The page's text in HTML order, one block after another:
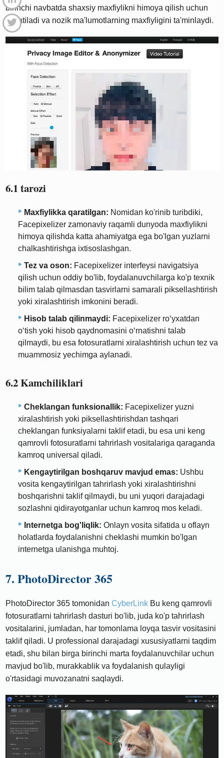
birinchi navbatda shaxsiy maxfiylikni himoya qilish uchun
ishlatiladi va nozik ma'lumotlarning maxfiyligini ta'minlaydi.
6.1 tarozi
Maxfiylikka qaratilgan: Nomidan ko'rinib turibdiki,
Facepixelizer zamonaviy raqamli dunyoda maxfiylikni
himoya qilishda katta ahamiyatga ega bo'lgan yuzlarni
chalkashtirishga ixtisoslashgan.
Tez va oson: Facepixelizer interfeysi navigatsiya
qilish uchun oddiy bo'lib, foydalanuvchilarga ko'p texnik
bilim talab qilmasdan tasvirlarni samarali piksellashtirish
yoki xiralashtirish imkonini beradi.
Hisob talab qilinmaydi: Facepixelizer roʻyxatdan
oʻtish yoki hisob qaydnomasini oʻrnatishni talab
qilmaydi, bu esa fotosuratlarni xiralashtirish uchun tez va
muammosiz yechimga aylanadi.
6.2 Kamchiliklari
Cheklangan funksionallik: Facepixelizer yuzni
xiralashtirish yoki piksellashtirishdan tashqari
cheklangan funksiyalarni taklif etadi, bu esa uni keng
qamrovli fotosuratlarni tahrirlash vositalariga qaraganda
kamroq universal qiladi.
Kengaytirilgan boshqaruv mavjud emas: Ushbu
vosita kengaytirilgan tahrirlash yoki xiralashtirishni
boshqarishni taklif qilmaydi, bu uni yuqori darajadagi
sozlashni qidirayotganlar uchun kamroq mos keladi.
Internetga bog'liqlik: Onlayn vosita sifatida u oflayn
holatlarda foydalanishni cheklashi mumkin bo'lgan
internetga ulanishga muhtoj.
7. PhotoDirector 365
PhotoDirector 365 tomonidanCyberLink Bu keng qamrovli
fotosuratlarni tahrirlash dasturi bo'lib, juda ko'p tahrirlash
vositalarini, jumladan, har tomonlama loyqa tasvir vositasini
taklif qiladi. U professional darajadagi xususiyatlarni taqdim
etadi, shu bilan birga birinchi marta foydalanuvchilar uchun
mavjud bo'lib, murakkablik va foydalanish qulayligi
o'rtasidagi muvozanatni saqlaydi.